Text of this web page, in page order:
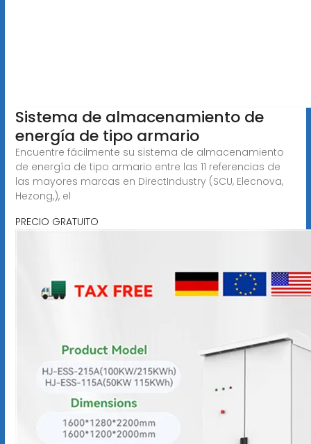
Sistema de almacenamiento de
energía de tipo armario
Encuentre fácilmente su sistema de almacenamiento
de energía de tipo armario entre las 11 referencias de
las mayores marcas en DirectIndustry (SCU, Elecnova,
Hezong,), el
PRECIO GRATUITO